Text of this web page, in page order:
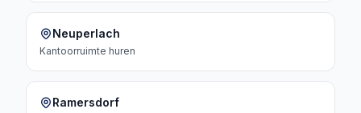
Neuperlach
Kantoorruimte huren
Ramersdorf